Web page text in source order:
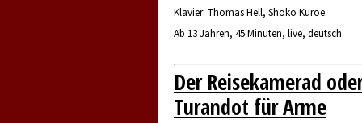
Klavier: Thomas Hell, Shoko Kuroe
Ab 13 Jahren, 45 Minuten, live, deutsch
Der Reisekamerad
Turandot für Arme